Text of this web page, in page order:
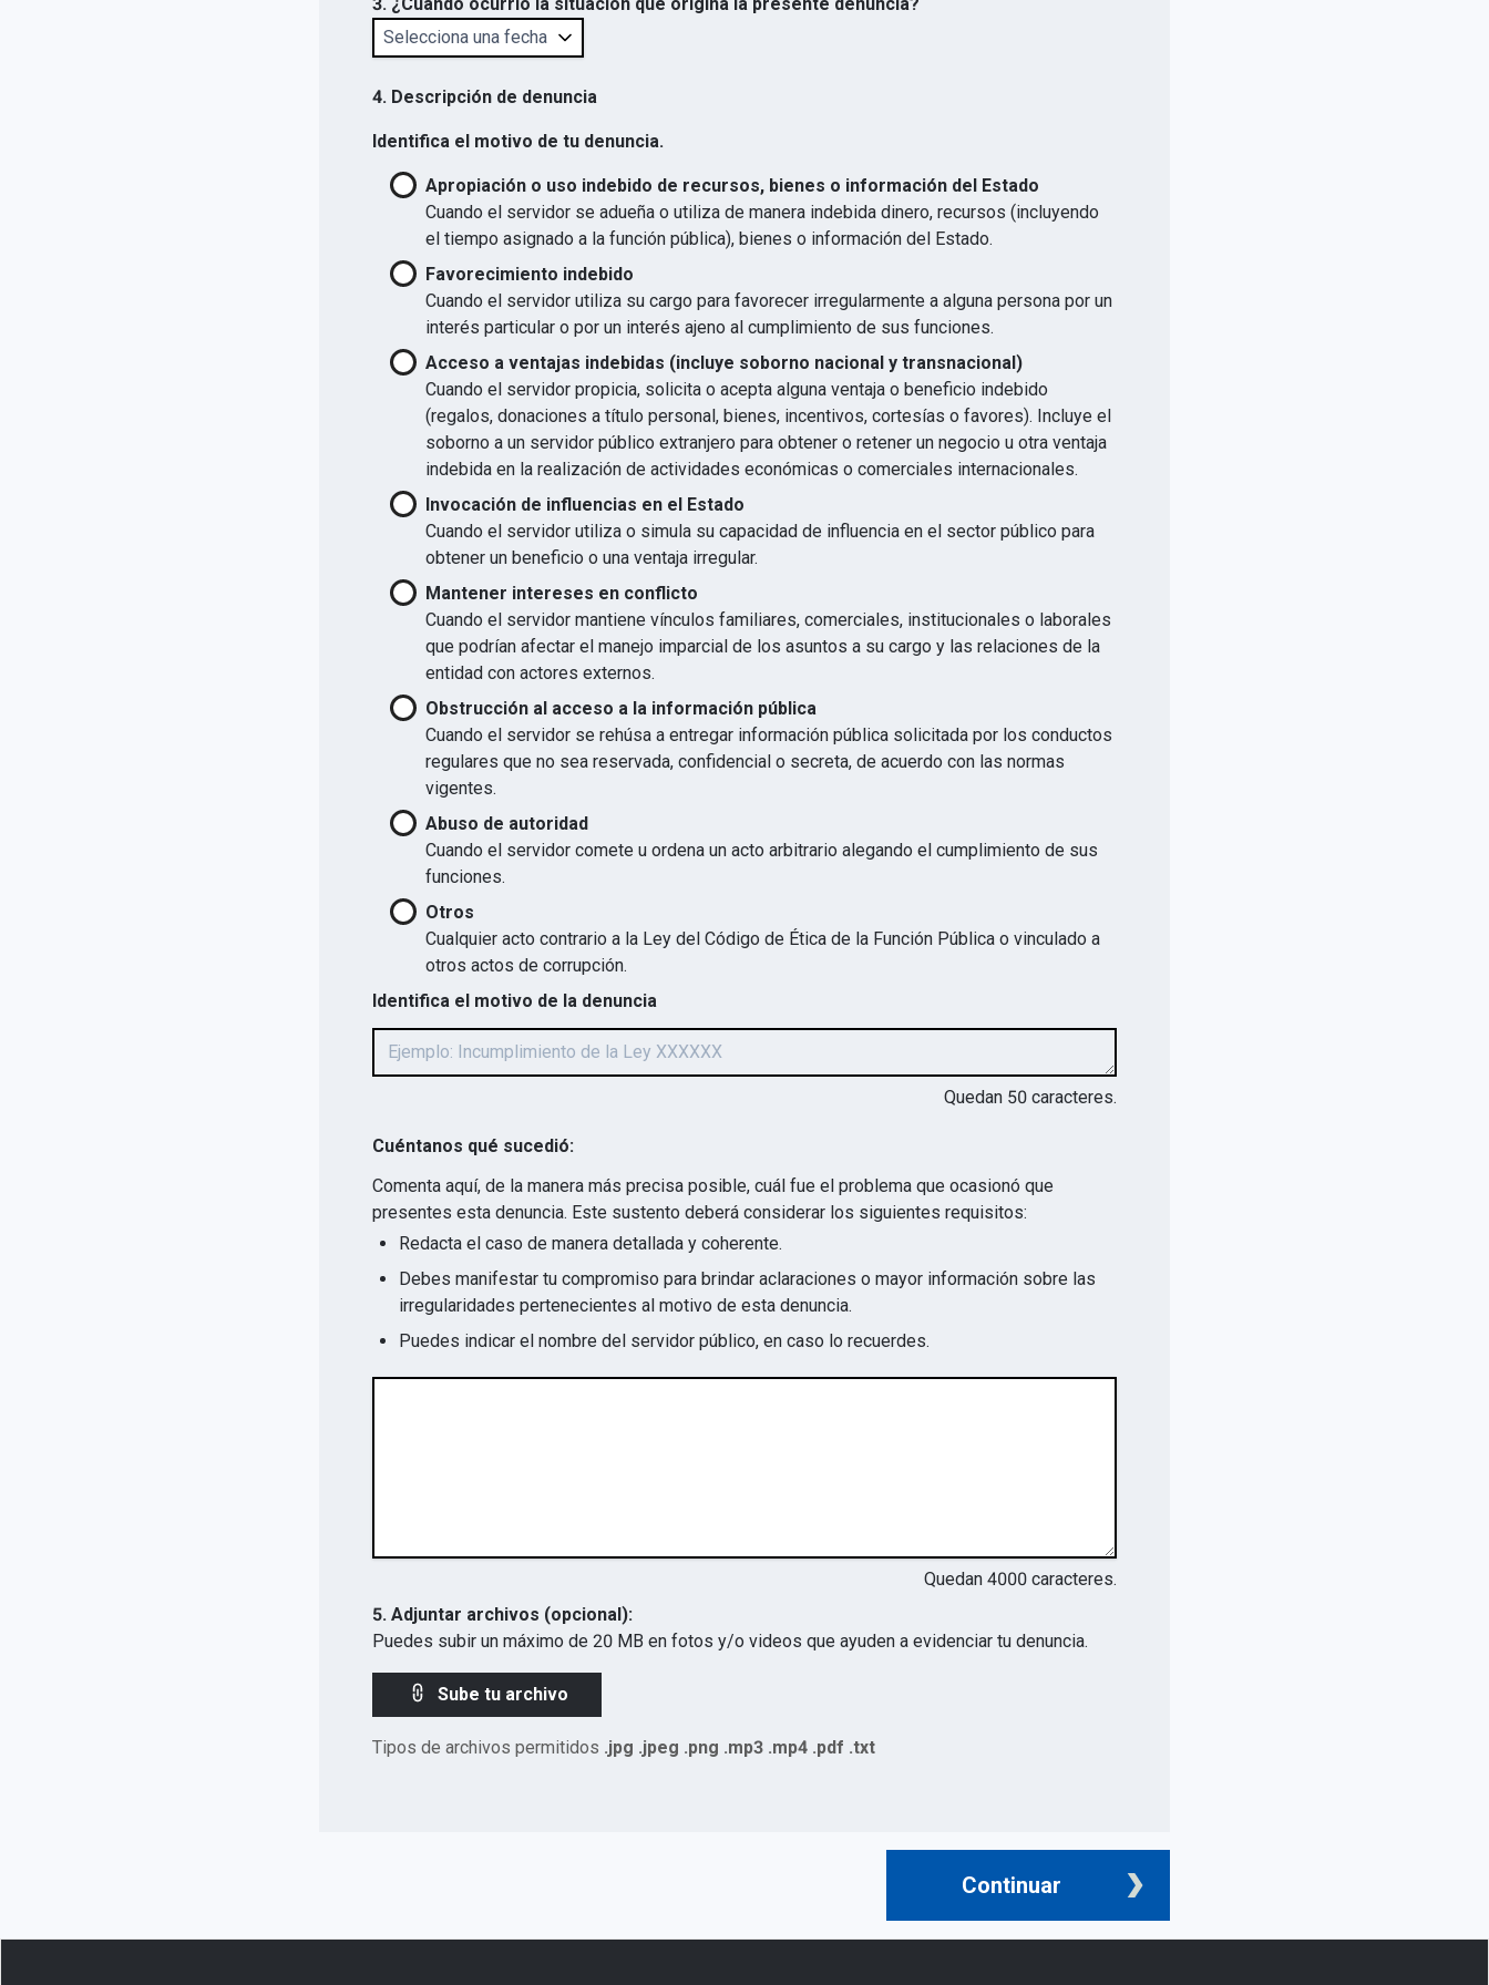
4. Descripción de denuncia
Identifica el motivo de tu denuncia.
Apropiación o uso indebido de recursos, bienes o información del Estado
Cuando el servidor se adueña o utiliza de manera indebida dinero, recursos (incluyendo
el tiempo asignado a la función pública), bienes o información del Estado.
Favorecimiento indebido
Cuando el servidor utiliza su cargo para favorecer irregularmente a alguna persona por un
interés particular o por un interés ajeno al cumplimiento de sus funciones.
Acceso a ventajas indebidas (incluye soborno nacional y transnacional)
Cuando el servidor propicia, solicita o acepta alguna ventaja o beneficio indebido
(regalos, donaciones a título personal, bienes, incentivos, cortesías o favores). Incluye el
soborno a un servidor público extranjero para obtener o retener un negocio u otra ventaja
indebida en la realización de actividades económicas o comerciales internacionales.
Invocación de influencias en el Estado
Cuando el servidor utiliza o simula su capacidad de influencia en el sector público para
obtener un beneficio o una ventaja irregular.
Mantener intereses en conflicto
Cuando el servidor mantiene vínculos familiares, comerciales, institucionales o laborales
que podrían afectar el manejo imparcial de los asuntos a su cargo y las relaciones de la
entidad con actores externos.
Obstrucción al acceso a la información pública
Cuando el servidor se rehúsa a entregar información pública solicitada por los conductos
regulares que no sea reservada, confidencial o secreta, de acuerdo con las normas
vigentes.
Abuso de autoridad
Cuando el servidor comete u ordena un acto arbitrario alegando el cumplimiento de sus
funciones.
Otros
Cualquier acto contrario a la Ley del Código de Ética de la Función Pública o vinculado a
otros actos de corrupción.
Identifica el motivo de la denuncia
Quedan 50 caracteres.
Cuéntanos qué sucedió:
Comenta aquí, de la manera más precisa posible, cuál fue el problema que ocasionó que
presentes esta denuncia. Este sustento deberá considerar los siguientes requisitos:
Redacta el caso de manera detallada y coherente.
Debes manifestar tu compromiso para brindar aclaraciones o mayor información sobre las
irregularidades pertenecientes al motivo de esta denuncia.
Puedes indicar el nombre del servidor público, en caso lo recuerdes.
Quedan 4000 caracteres.
5. Adjuntar archivos (opcional):
Puedes subir un máximo de 20 MB en fotos y/o videos que ayuden a evidenciar tu denuncia.
Sube tu archivo
Tipos de archivos permitidos .jpg .jpeg .png .mp3 .mp4 .pdf .txt
Continuar